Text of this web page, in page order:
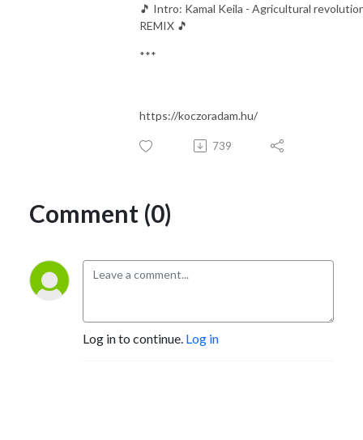
🎵 Intro: Kamal Keila - Agricultural
REMIX 🎵
***
https://koczoradam.hu/
739
Comment (0)
Log in to continue. Log in